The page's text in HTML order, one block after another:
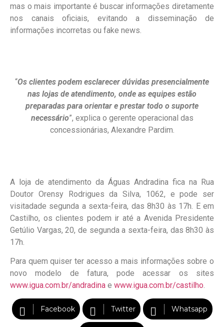
mas o mais importante é buscar informações diretamente
nos canais oficiais, evitando a disseminação de
informações incorretas ou fake news.
“Os clientes podem esclarecer dúvidas presencialmente
nas lojas de atendimento, onde as equipes estão
preparadas para orientar e prestar todo o suporte
necessário”, explica o gerente operacional das
concessionárias, Alexandre Pardim.
A loja de atendimento da Águas Andradina fica na Rua
Doutor Orensy Rodrigues da Silva, 1062, e pode ser
visitadade segunda a sexta-feira, das 8h30 às 17h. E em
Castilho, os clientes podem ir até a Avenida Presidente
Getúlio Vargas, 20, de segunda a sexta-feira, das 8h30 às
17h.
Para quem quiser ter acesso a mais informações sobre o
novo modelo de fatura, pode acessar os sites
www.igua.com.br/andradina e www.igua.com.br/castilho.
Facebook Twitter Whatsapp